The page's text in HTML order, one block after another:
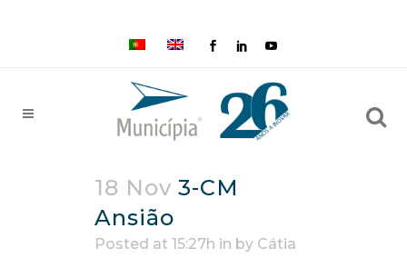
18 Nov 3-CM
Ansião
Posted at 15:27h in by Cátia